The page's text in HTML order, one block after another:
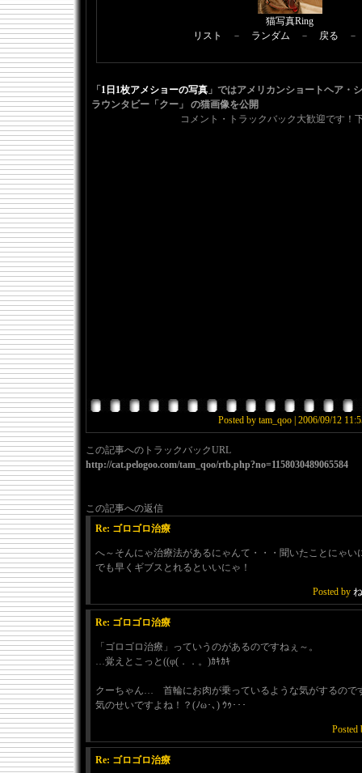
猫写真Ring
リスト
－ ランダム － 戻る
「 1日1枚アメショーの写真 」ではアメリカンショートヘア・
ラウンタビー「クー」 の猫画像を公開
コメント・トラックバック大歓迎です！
Posted by tam_qoo | 2006/09/12
この記事へのトラックバックURL
http://cat.pelogoo.com/tam_qoo/rtb.php?no=1158030489065584
この記事への返信
Re: ゴロゴロ治療
へ～そんにゃ治療法があるにゃんて・・・聞いたことにゃい
でも早くギブスとれるといいにゃ！
Posted by
Re: ゴロゴロ治療
「ゴロゴロ治療」っていうのがあるのですねぇ～。
…覚えとこっと((φ(．．。)ｶｷｶｷ
クーちゃん… 首輪にお肉が乗っているような気がするの
気のせいですよね！？(ﾉω･､) ｳｩ･･･
Re: ゴロゴロ治療